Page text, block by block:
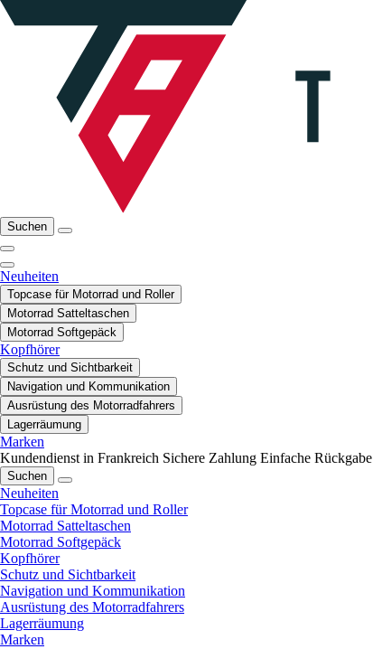
Suchen
Neuheiten
Topcase für Motorrad und Roller
Motorrad Satteltaschen
Motorrad Softgepäck
Kopfhörer
Schutz und Sichtbarkeit
Navigation und Kommunikation
Ausrüstung des Motorradfahrers
Lagerräumung
Marken
Kundendienst in Frankreich Sichere Zahlung Einfache Rückgabe
Suchen
Neuheiten
Topcase für Motorrad und Roller
Motorrad Satteltaschen
Motorrad Softgepäck
Kopfhörer
Schutz und Sichtbarkeit
Navigation und Kommunikation
Ausrüstung des Motorradfahrers
Lagerräumung
Marken